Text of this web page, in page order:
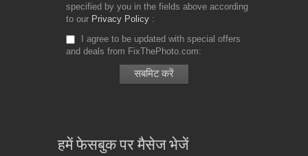
specified by you in the fields above according
to our Privacy Policy
I agree to be updated with special offers
and deals from FixThePhoto.com
हमें फेसबुक पर मैसेज भेजें